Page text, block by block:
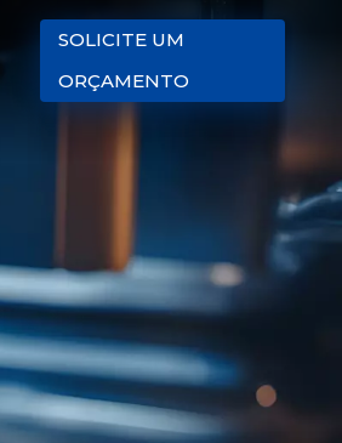
SOLICITE UM
ORÇAMENTO